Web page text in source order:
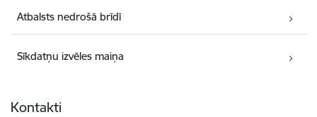
Atbalsts nedrošā brīdī
Sīkdatņu izvēles maiņa
Kontakti